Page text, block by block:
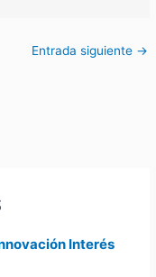
Entrada siguiente →
Interés